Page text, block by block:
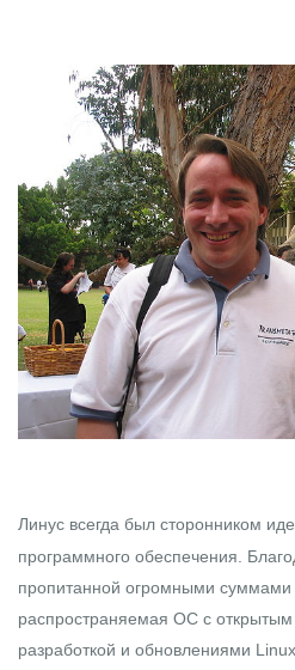
Линус всегда был сторонником
программного обеспечения.
пропитанной огромными суммами
распространяемая ОС с
разработкой и обновлениями